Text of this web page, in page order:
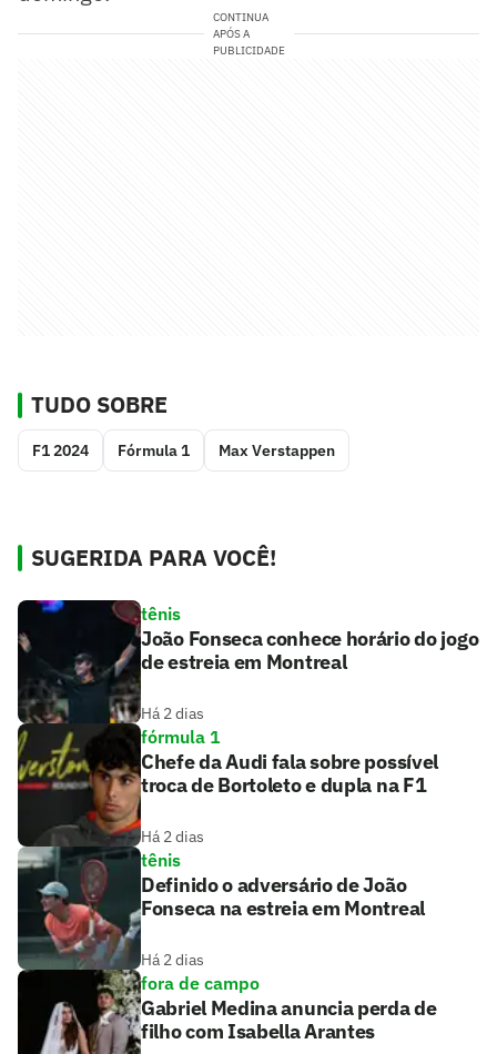
CONTINUA
APÓS A
PUBLICIDADE
TUDO SOBRE
F1 2024 Fórmula 1 Max Verstappen
SUGERIDA PARA VOCÊ!
tênis
João Fonseca conhece horário do jogo
de estreia em Montreal
Há 2 dias
fórmula 1
Chefe da Audi fala sobre possível
troca de Bortoleto e dupla na F1
Há 2 dias
tênis
Definido o adversário de João
Fonseca na estreia em Montreal
Há 2 dias
fora de campo
Gabriel Medina anuncia perda de
filho com Isabella Arantes